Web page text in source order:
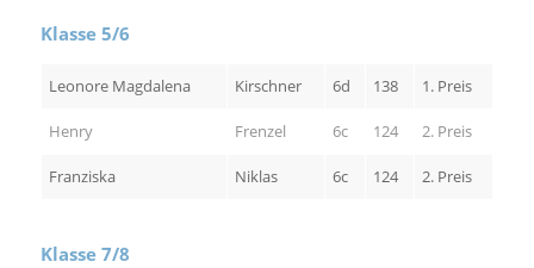
Klasse 5/6
Leonore Magdalena Kirschner 6d 138 1. Preis
Henry Frenzel 6c 124 2. Preis
Franziska Niklas 6c 124 2. Preis
Klasse 7/8